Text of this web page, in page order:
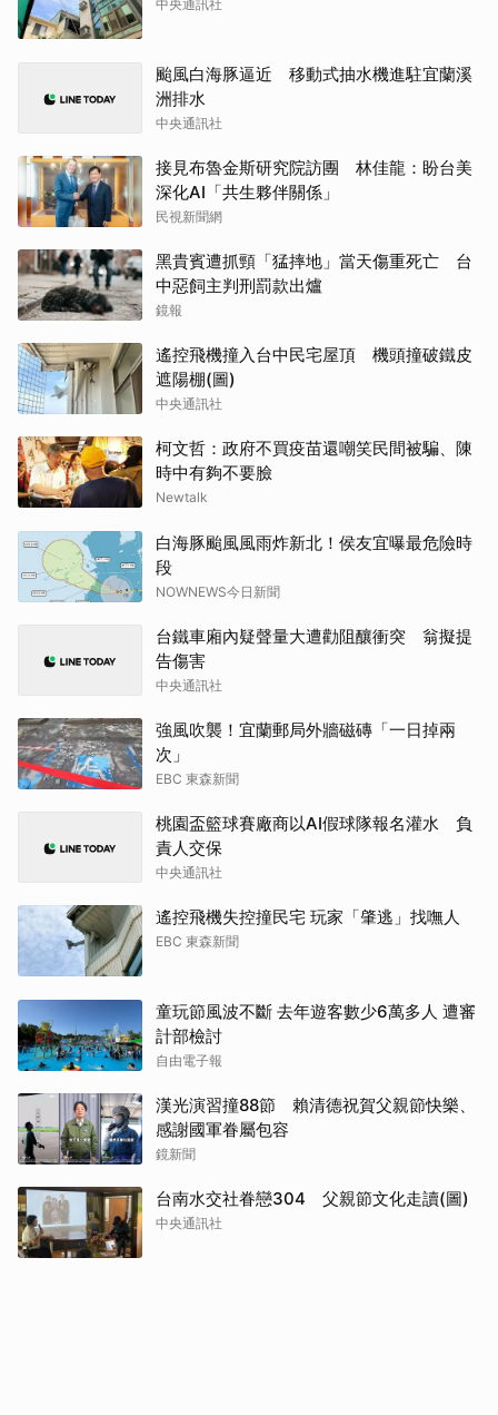
中央通訊社
颱風白海豚逼近 移動式抽水機進駐宜蘭溪
洲排水
中央通訊社
接見布魯金斯研究院訪團 林佳龍：盼台美
深化AI「共生夥伴關係」
民視新聞網
黑貴賓遭抓頸「猛摔地」當天傷重死亡 台
中惡飼主判刑罰款出爐
鏡報
遙控飛機撞入台中民宅屋頂 機頭撞破鐵皮
遮陽棚(圖)
中央通訊社
柯文哲：政府不買疫苗還嘲笑民間被騙、陳
時中有夠不要臉
Newtalk
白海豚颱風風雨炸新北！侯友宜曝最危險時
段
NOWNEWS今日新聞
台鐵車廂內疑聲量大遭勸阻釀衝突 翁擬提
告傷害
中央通訊社
強風吹襲！宜蘭郵局外牆磁磚「一日掉兩
次」
EBC 東森新聞
桃園盃籃球賽廠商以AI假球隊報名灌水 負
責人交保
中央通訊社
遙控飛機失控撞民宅 玩家「肇逃」找嘸人
EBC 東森新聞
童玩節風波不斷 去年遊客數少6萬多人 遭審
計部檢討
自由電子報
漢光演習撞88節 賴清德祝賀父親節快樂、
感謝國軍眷屬包容
鏡新聞
台南水交社眷戀304 父親節文化走讀(圖)
中央通訊社